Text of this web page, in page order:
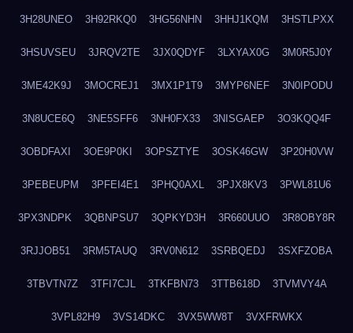
3H28UNEO 3H92RKQ0 3HG56NHN 3HHJ1KQM 3HSTLPXX
3HSUVSEU 3JRQV2TE 3JX0QDYF 3LXYAX0G 3M0R5J0Y
3ME42K9J 3MOCREJ1 3MX1P1T9 3MYP6NEF 3N0IPODU
3N8UCE6Q 3NE5SFF6 3NH0FX33 3NISGAEP 3O3KQQ4F
3OBDFAXI 3OE9P0KI 3OPSZTYE 3OSK46GW 3P20H0VW
3PEBEUPM 3PFEI4E1 3PHQ0AXL 3PJX8KV3 3PWL81U6
3PX3NDPK 3QBNPSU7 3QPKYD3H 3R660UUO 3R8OBY8R
3RJJOB51 3RM5TAUQ 3RV0N612 3SRBQEDJ 3SXFZOBA
3TBVTN7Z 3TFI7CJL 3TKFBN73 3TTB618D 3TVMVY4A
3VPL82H9 3VS14DKC 3VX5WW8T 3VXFRWKX